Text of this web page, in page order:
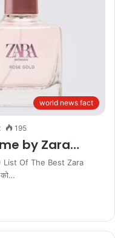
world news fact
195
by Zara…
List Of The Best Zara
को…